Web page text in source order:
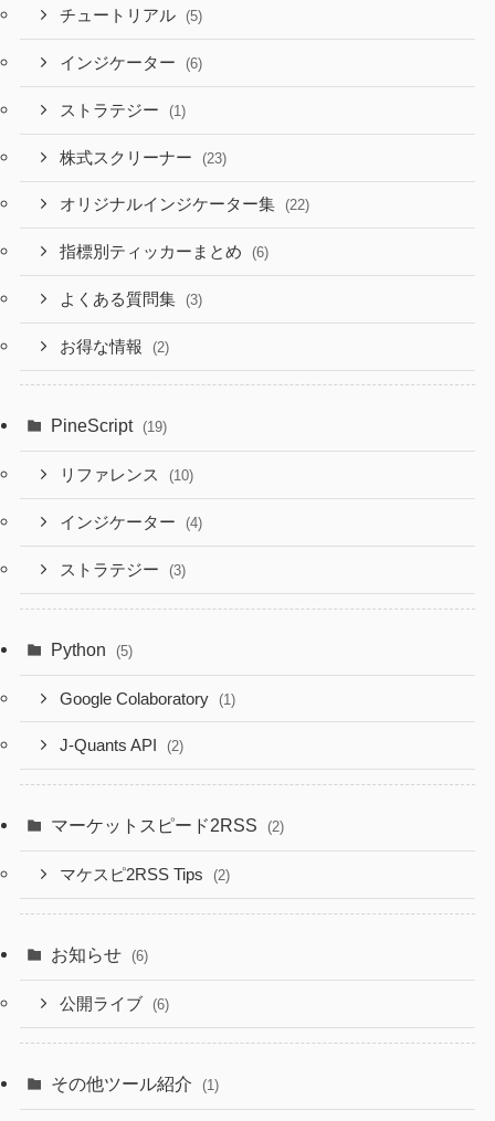
チュートリアル (5)
インジケーター (6)
ストラテジー (1)
株式スクリーナー (23)
オリジナルインジケーター集 (22)
指標別ティッカーまとめ (6)
よくある質問集 (3)
お得な情報 (2)
PineScript (19)
リファレンス (10)
インジケーター (4)
ストラテジー (3)
Python (5)
Google Colaboratory (1)
J-Quants API (2)
マーケットスピード2RSS (2)
マケスピ2RSS Tips (2)
お知らせ (6)
公開ライブ (6)
その他ツール紹介 (1)